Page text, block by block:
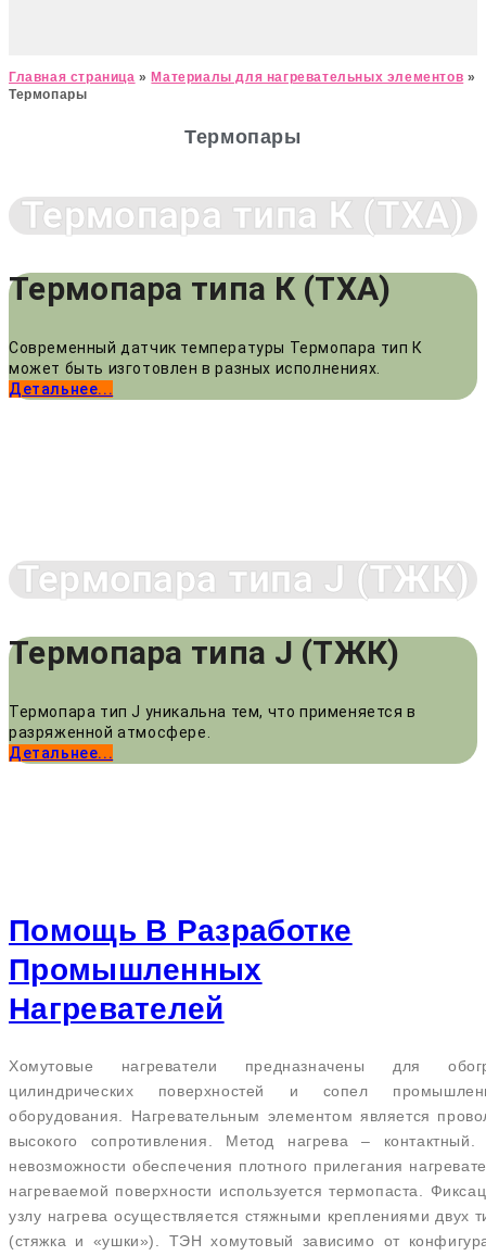
Главная страница »Материалы для нагревательных элементов »
Термопары
Термопары
Термопара типа К (ТХА)
Термопара типа К (ТХА)
Современный датчик температуры Термопара тип К
может быть изготовлен в разных исполнениях.
Детальнее...
Термопара типа J (ТЖК)
Термопара типа J (ТЖК)
Термопара тип J уникальна тем, что применяется в
разряженной атмосфере.
Детальнее...
Помощь В Разработке
Промышленных
Нагревателей
Хомутовые нагреватели предназначены для
цилиндрических поверхностей и сопел
оборудования. Нагревательным элементом является
высокого сопротивления. Метод нагрева –
невозможности обеспечения плотного прилегания
нагреваемой поверхности используется термопаста.
узлу нагрева осуществляется стяжными креплениями двух
(стяжка и «ушки»). ТЭН хомутовый зависимо от